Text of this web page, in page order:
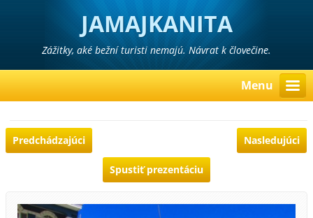
JAMAJKANITA
Zážitky, aké bežní turisti nemajú. Návrat k človečine.
Menu
Predchádzajúci Nasledujúci
Spustiť prezentáciu